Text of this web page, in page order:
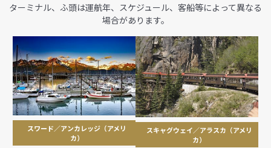
ターミナル、ふ頭は運航年、スケジュール、客船等によって異なる
場合があります。
スワード／アンカレッジ（アメリ
カ）
スキャグウェイ／アラスカ（アメリ
カ）